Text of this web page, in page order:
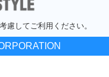
慮してご利用ください。